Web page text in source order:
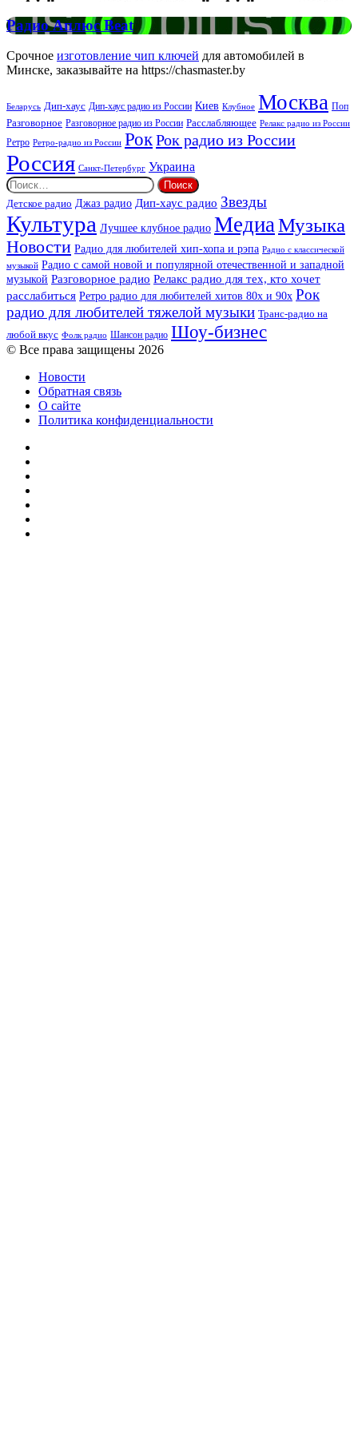
Радио
Аплюс
Beat
Радио Аплюс Beat
Срочное изготовление чип ключей для автомобилей в
Минске, заказывайте на https://chasmaster.by
Беларусь Дип-хаус Дип-хаус радио из России Киев Клубное Москва Поп
Разговорное Разговорное радио из России Расслабляющее Релакс радио из России
Ретро Ретро-радио из России РокРок радио из России
Россия Санкт-Петербург Украина
Найти:
Детское радио Джаз радио Дип-хаус радио Звезды
Культура Лучшее клубное радио МедиаМузыка
Новости Радио для любителей хип-хопа и рэпа Радио с классической
музыкой Радио с самой новой и популярной отечественной и западной
музыкой Разговорное радио Релакс радио для тех, кто хочет
расслабиться Ретро радио для любителей хитов 80х и 90х Рок
радио для любителей тяжелой музыки Транс-радио на
любой вкус Фолк радио Шансон радио Шоу-бизнес
© Все права защищены 2026
Новости
Обратная связь
О сайте
Политика конфиденциальности